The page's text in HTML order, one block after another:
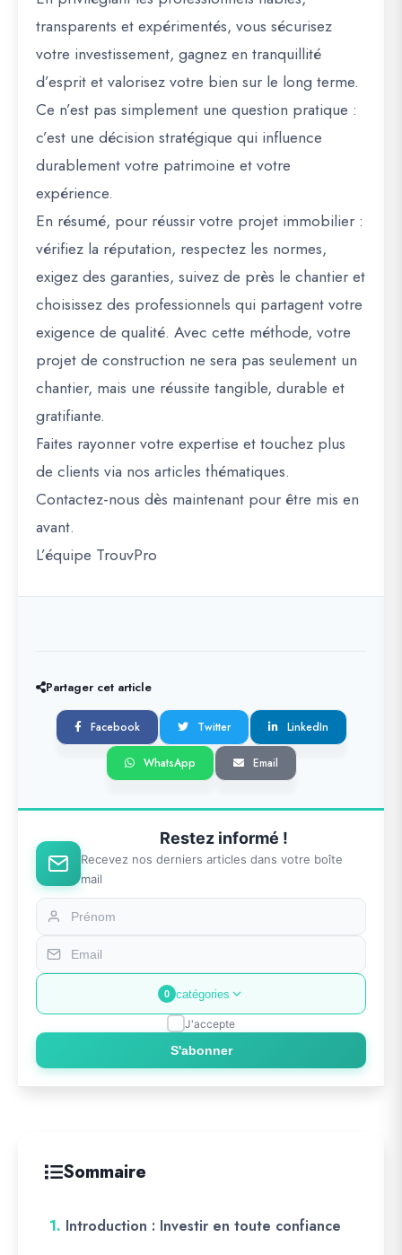
transparents et expérimentés, vous sécurisez
votre investissement, gagnez en tranquillité
d’esprit et valorisez votre bien sur le long terme.
Ce n’est pas simplement une question pratique :
c’est une décision stratégique qui influence
durablement votre patrimoine et votre
expérience.
En résumé, pour réussir votre projet immobilier :
vérifiez la réputation, respectez les normes,
exigez des garanties, suivez de près le chantier et
choisissez des professionnels qui partagent votre
exigence de qualité. Avec cette méthode, votre
projet de construction ne sera pas seulement un
chantier, mais une réussite tangible, durable et
gratifiante.
Faites rayonner votre expertise et touchez plus
de clients via nos articles thématiques.
Contactez-nous dès maintenant pour être mis en
avant.
L’équipe TrouvPro
Partager cet article
Facebook Twitter LinkedIn
WhatsApp Email
Restez informé !
Recevez nos derniers articles dans votre boîte
mail
0 catégories
J'accepte
S'abonner
Sommaire
1. Introduction : Investir en toute confiance